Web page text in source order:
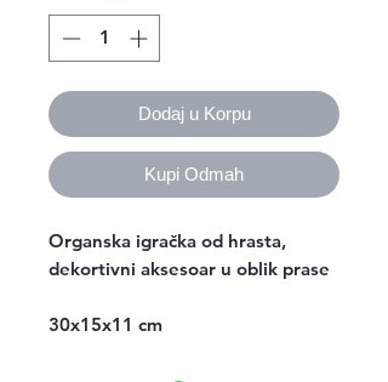
Dodaj u Korpu
Kupi Odmah
Organska igračka od hrasta,
dekortivni aksesoar u oblik prase
30x15x11 cm